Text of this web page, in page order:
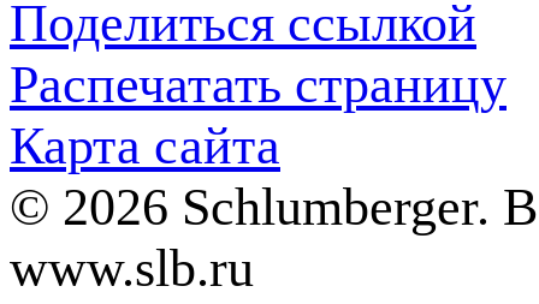
Поделиться ссылкой
Распечатать страницу
Карта сайта
© 2026 Schlumberger.
www.slb.ru